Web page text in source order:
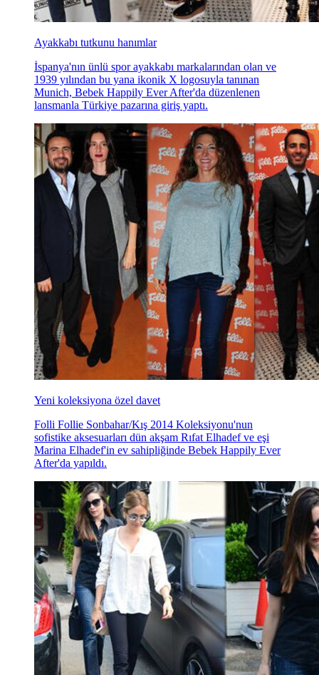
Ayakkabı tutkunu hanımlar
İspanya'nın ünlü spor ayakkabı markalarından olan ve
1939 yılından bu yana ikonik X logosuyla tanınan
Munich, Bebek Happily Ever After'da düzenlenen
lansmanla Türkiye pazarına giriş yaptı.
Yeni koleksiyona özel davet
Folli Follie Sonbahar/Kış 2014 Koleksiyonu'nun
sofistike aksesuarları dün akşam Rıfat Elhadef ve eşi
Marina Elhadef'in ev sahipliğinde Bebek Happily Ever
After'da yapıldı.